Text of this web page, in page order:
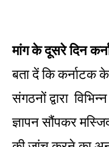
मांग के दूसरे दिन
बता दें कि कर्नाटक
संगठनों द्वारा
ज्ञापन सौंपकर